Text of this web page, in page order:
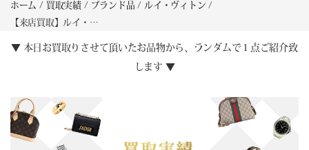
ホーム 買取実績 ブランド品
ルイ・ヴィトン
【来店買取】ルイ・ヴィトン長財布ポルトフォイユ・ブラザM69700高価買取の魅力と査定ポイント
▼ 本日お買取りさせて頂いたお品物から、ランダムで１点ご紹介致
します ▼